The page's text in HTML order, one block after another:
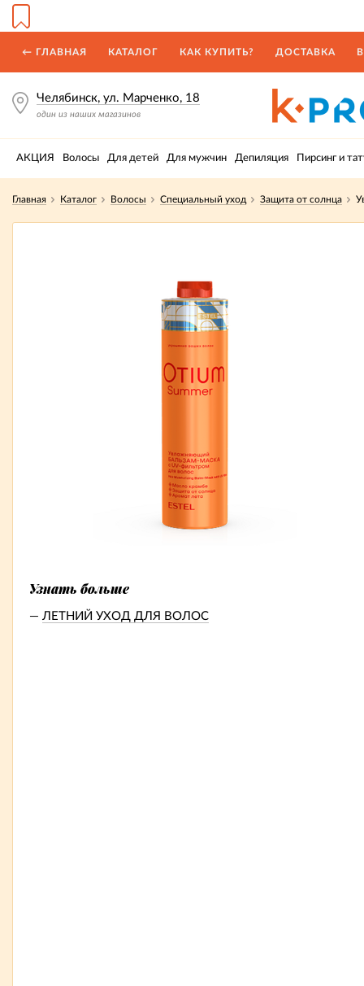
← ГЛАВНАЯ КАТАЛОГ КАК КУПИТЬ? ДОСТАВКА
Челябинск, ул. Марченко, 18
один из наших магазинов
АКЦИЯ Волосы Для детей Для мужчин Депиляция Пирсинг и
Главная Каталог Волосы Специальный уход Защита от солнца
Узнать больше
ЛЕТНИЙ УХОД ДЛЯ ВОЛОС